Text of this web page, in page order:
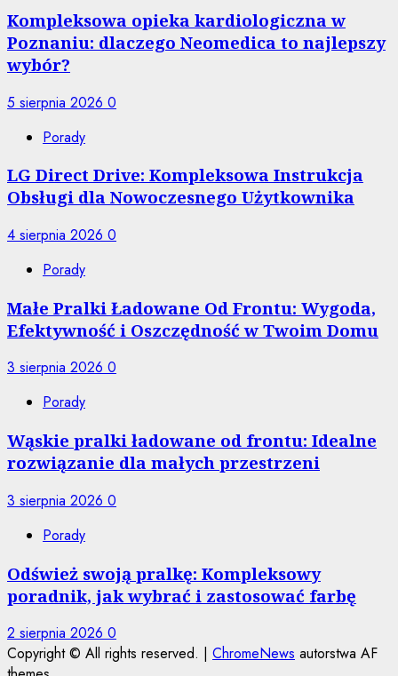
Kompleksowa opieka kardiologiczna w
Poznaniu: dlaczego Neomedica to najlepszy
wybór?
5 sierpnia 2026 0
Porady
LG Direct Drive: Kompleksowa Instrukcja
Obsługi dla Nowoczesnego Użytkownika
4 sierpnia 2026 0
Porady
Małe Pralki Ładowane Od Frontu: Wygoda,
Efektywność i Oszczędność w Twoim Domu
3 sierpnia 2026 0
Porady
Wąskie pralki ładowane od frontu: Idealne
rozwiązanie dla małych przestrzeni
3 sierpnia 2026 0
Porady
Odśwież swoją pralkę: Kompleksowy
poradnik, jak wybrać i zastosować farbę
2 sierpnia 2026 0
Copyright © All rights reserved. | ChromeNews autorstwa AF